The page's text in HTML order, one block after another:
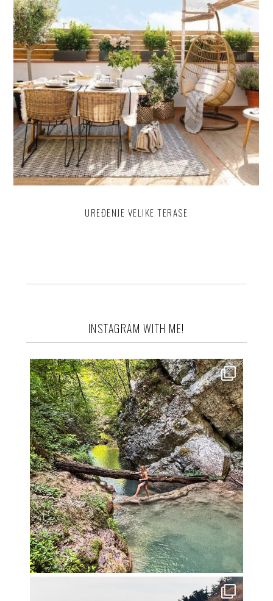
UREĐENJE VELIKE TERASE
INSTAGRAM WITH ME!